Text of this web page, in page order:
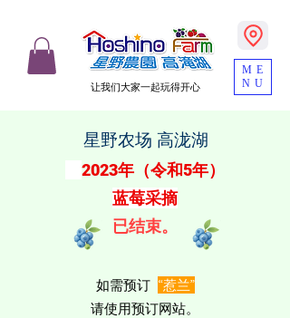
让我们大家一起玩得开心
ME
NU
星野农场 高泷湖
2023年（令和5年）
蓝莓采摘
​已结束。
如需预订 “惹兰”
请使用预订网站。